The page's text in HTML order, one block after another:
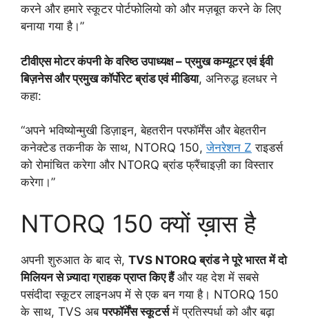
करने और हमारे स्कूटर पोर्टफोलियो को और मज़बूत करने के लिए
बनाया गया है।”
टीवीएस मोटर कंपनी के वरिष्ठ उपाध्यक्ष – प्रमुख कम्यूटर एवं ईवी
बिज़नेस और प्रमुख कॉर्पोरेट ब्रांड एवं मीडिया, अनिरुद्ध हलधर ने
कहा:
“अपने भविष्योन्मुखी डिज़ाइन, बेहतरीन परफॉर्मेंस और बेहतरीन
कनेक्टेड तकनीक के साथ, NTORQ 150,जेनरेशन Z राइडर्स
को रोमांचित करेगा और NTORQ ब्रांड फ्रैंचाइज़ी का विस्तार
करेगा।”
NTORQ 150 क्यों ख़ास है
अपनी शुरुआत के बाद से, TVS NTORQ ब्रांड ने पूरे भारत में दो
मिलियन से ज़्यादा ग्राहक प्राप्त किए हैंऔर यह देश में सबसे
पसंदीदा स्कूटर लाइनअप में से एक बन गया है। NTORQ 150
के साथ, TVS अबपरफॉर्मेंस स्कूटर्समें प्रतिस्पर्धा को और बढ़ा